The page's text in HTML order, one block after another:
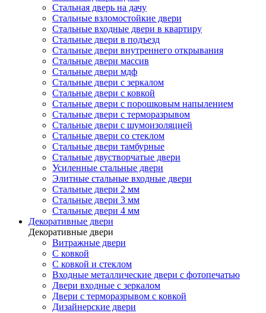
Стальная дверь на дачу
Стальные взломостойкие двери
Стальные входные двери в квартиру
Стальные двери в подъезд
Стальные двери внутреннего открывания
Стальные двери массив
Стальные двери мдф
Стальные двери с зеркалом
Стальные двери с ковкой
Стальные двери с порошковым напылением
Стальные двери с терморазрывом
Стальные двери с шумоизоляцией
Стальные двери со стеклом
Стальные двери тамбурные
Стальные двустворчатые двери
Усиленные стальные двери
Элитные стальные входные двери
Стальные двери 2 мм
Стальные двери 3 мм
Стальные двери 4 мм
Декоративные двери
Декоративные двери
Витражные двери
С ковкой
С ковкой и стеклом
Входные металлические двери с фотопечатью
Двери входные с зеркалом
Двери с терморазрывом с ковкой
Дизайнерские двери